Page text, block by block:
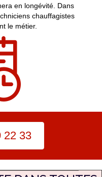
en longévité. Dans
chauffagistes
le métier.
22 33